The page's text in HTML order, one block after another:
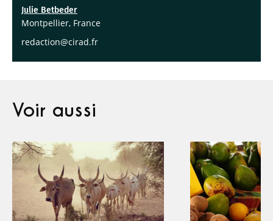
Julie Betbeder
Montpellier, France
redaction@cirad.fr
Voir aussi